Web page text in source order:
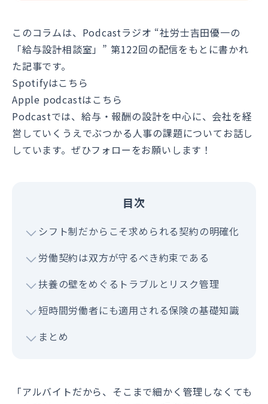
このコラムは、Podcastラジオ “社労士吉田優一の
「給与設計相談室」” 第122回の配信をもとに書かれ
た記事です。
Spotifyはこちら
Apple podcastはこちら
Podcastでは、給与・報酬の設計を中心に、会社を経
営していくうえでぶつかる人事の課題についてお話し
しています。ぜひフォローをお願いします！
目次
シフト制だからこそ求められる契約の明確化
労働契約は双方が守るべき約束である
扶養の壁をめぐるトラブルとリスク管理
短時間労働者にも適用される保険の基礎知識
まとめ
「アルバイトだから、そこまで細かく管理しなくても